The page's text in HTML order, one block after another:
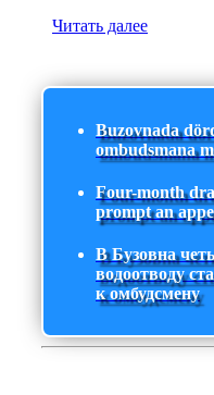
Читать далее
Buzovnada
ombudsmana
Four-month
prompt an
В Бузовна
водоотводу
к омбудсмену